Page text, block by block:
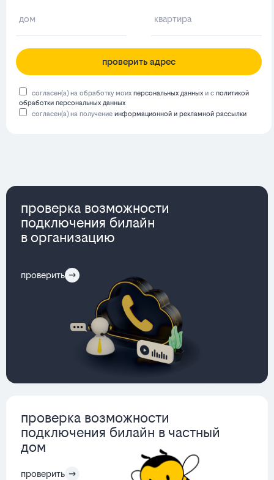
проверить адрес
согласен(а) на обработку моих персональных данных и с политикой
обработки персональных данных
согласен(а) на получение информационной и рекламной рассылки
проверка возможности
подключения билайн
в организацию
проверить
проверка возможности
подключения билайн в частный
дом
проверить